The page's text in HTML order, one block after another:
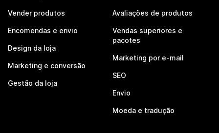
Vender produtos
Encomendas e envio
Design da loja
Marketing e conversão
Gestão da loja
Avaliações de produtos
Vendas superiores e
pacotes
Marketing por e-mail
SEO
Envio
Moeda e tradução